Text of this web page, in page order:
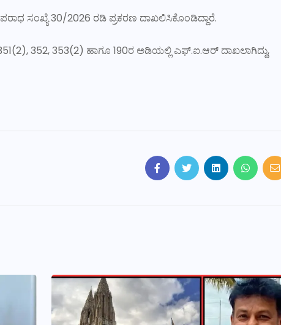
ಸಂಖ್ಯೆ 30/2026 ರಡಿ ಪ್ರಕರಣ ದಾಖಲಿಸಿಕೊಂಡಿದ್ದಾರೆ.
352, 353(2) ಹಾಗೂ 190ರ ಅಡಿಯಲ್ಲಿ ಎಫ್.ಐ.ಆರ್ ದಾಖಲಾಗಿದ್ದು,